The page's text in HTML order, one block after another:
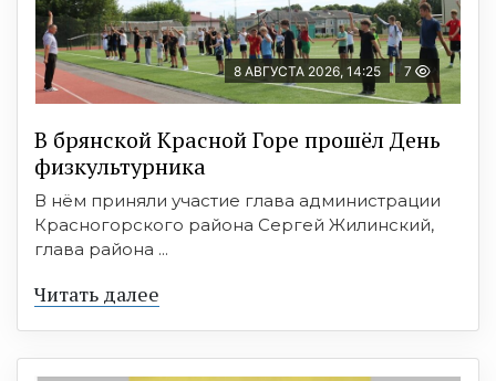
8 АВГУСТА 2026, 14:25 7
В брянской Красной Горе прошёл День
физкультурника
В нём приняли участие глава администрации
Красногорского района Сергей Жилинский,
глава района ...
Читать далее